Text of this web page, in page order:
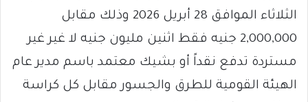
الثلاثاء الموافق 28 أبريل 2026 وذلك مقابل
2,000,000 جنيه فقط اثنين مليون جنيه لا غير غير
مستردة تدفع نقداً أو بشيك معتمد باسم مدير عام
الهيئة القومية للطرق والجسور مقابل كل كراسة